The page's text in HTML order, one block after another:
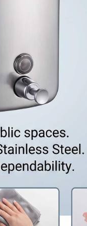
y excelente
y acero
transporte, lugares
Evita el robo de
transparente:
al personal de
Permite una
tisú. Carcasa bien
como los
mecánicos
nulo de fallos en el
los proyectos
sin contacto para
periódico de
y fábricas de
boutique: